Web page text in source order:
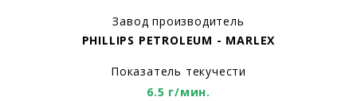
Завод производитель
PHILLIPS PETROLEUM - MARLEX
Показатель текучести
6.5 г/мин.